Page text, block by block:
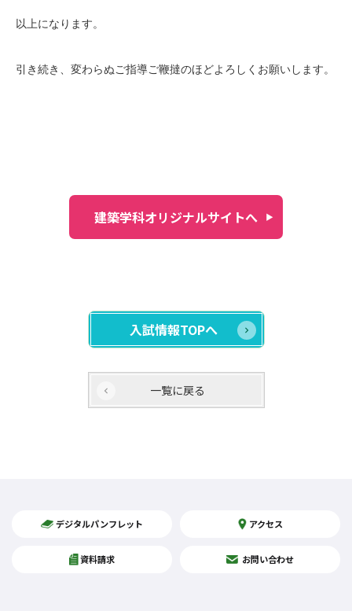
以上になります。
引き続き、変わらぬご指導ご鞭撻のほどよろしくお願いします。
建築学科オリジナルサイトへ
入試情報TOPへ
一覧に戻る
デジタルパンフレット アクセス
資料請求 お問い合わせ